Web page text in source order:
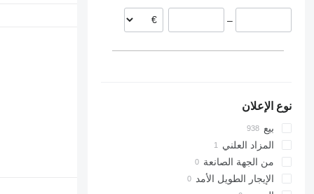
ليتوانيا
البرتغال
–
نوع الإعلان
بيع
المزاد العلني
من الجهة الصانعة
الإيجار الطويل الأمد